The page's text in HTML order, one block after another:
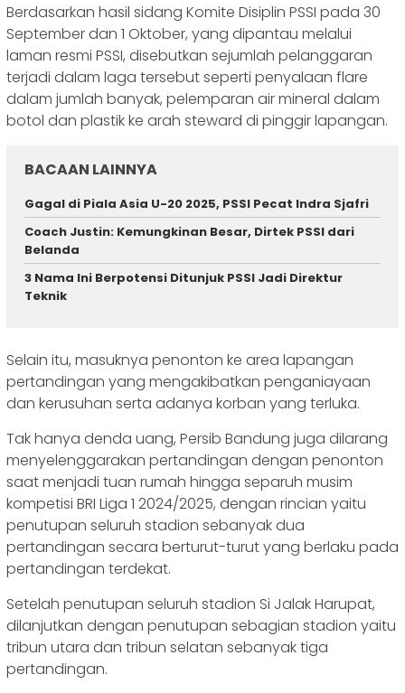
Berdasarkan hasil sidang Komite Disiplin PSSI pada 30
September dan 1 Oktober, yang dipantau melalui
laman resmi PSSI, disebutkan sejumlah pelanggaran
terjadi dalam laga tersebut seperti penyalaan flare
dalam jumlah banyak, pelemparan air mineral dalam
botol dan plastik ke arah steward di pinggir lapangan.
BACAAN LAINNYA
Gagal di Piala Asia U-20 2025, PSSI Pecat Indra Sjafri
Coach Justin: Kemungkinan Besar, Dirtek PSSI dari
Belanda
3 Nama Ini Berpotensi Ditunjuk PSSI Jadi Direktur
Teknik
Selain itu, masuknya penonton ke area lapangan
pertandingan yang mengakibatkan penganiayaan
dan kerusuhan serta adanya korban yang terluka.
Tak hanya denda uang, Persib Bandung juga dilarang
menyelenggarakan pertandingan dengan penonton
saat menjadi tuan rumah hingga separuh musim
kompetisi BRI Liga 1 2024/2025, dengan rincian yaitu
penutupan seluruh stadion sebanyak dua
pertandingan secara berturut-turut yang berlaku pada
pertandingan terdekat.
Setelah penutupan seluruh stadion Si Jalak Harupat,
dilanjutkan dengan penutupan sebagian stadion yaitu
tribun utara dan tribun selatan sebanyak tiga
pertandingan.